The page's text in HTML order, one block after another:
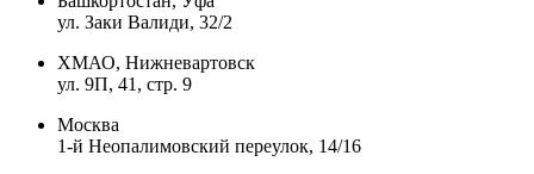
ул. Заки Валиди, 32/2
ХМАО, Нижневартовск
ул. 9П, 41, стр. 9
Москва
1-й Неопалимовский переулок, 14/16